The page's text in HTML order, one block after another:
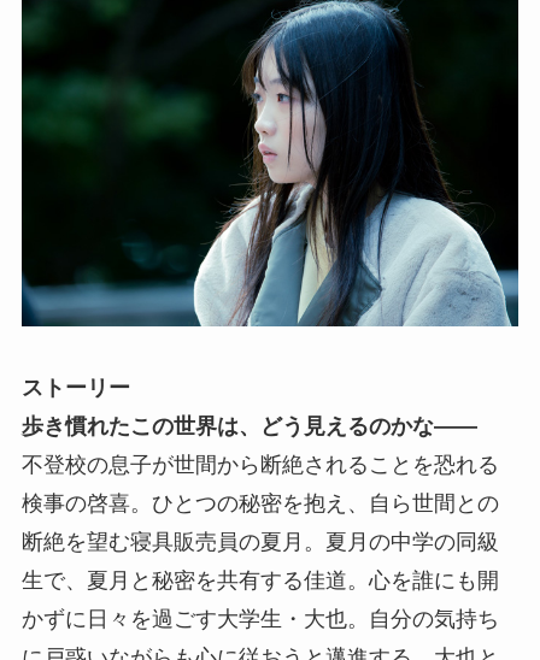
ストーリー
歩き慣れたこの世界は、どう見えるのかな――
不登校の息子が世間から断絶されることを恐れる
検事の啓喜。ひとつの秘密を抱え、自ら世間との
断絶を望む寝具販売員の夏月。夏月の中学の同級
生で、夏月と秘密を共有する佳道。心を誰にも開
かずに日々を過ごす大学生・大也。自分の気持ち